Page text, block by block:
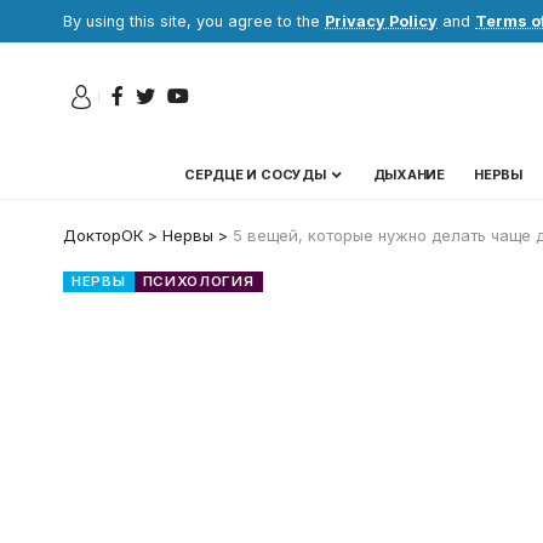
By using this site, you agree to the Privacy Policy and Terms
СЕРДЦЕ И СОСУДЫ ДЫХАНИЕ НЕРВЫ
ДокторОК > Нервы > 5 вещей, которые нужно делать чаще
НЕРВЫ ПСИХОЛОГИЯ